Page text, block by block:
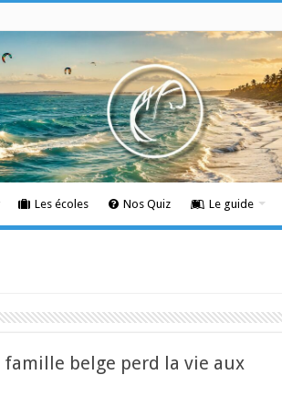
Les écoles Nos Quiz Le guide
famille belge perd la vie aux